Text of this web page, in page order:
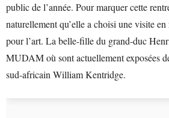
public de l’année. Pour marquer cette
naturellement qu’elle a choisi une visite en
pour l’art. La belle-fille du grand-duc
MUDAM où sont actuellement exposées
sud-africain William Kentridge.